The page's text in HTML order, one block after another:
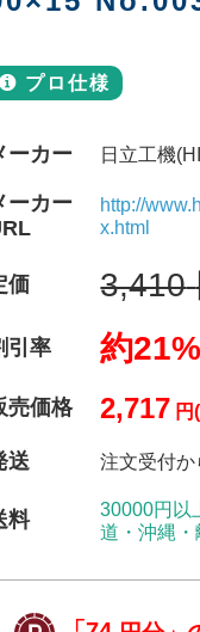
プロ仕様
ーカー 日立工機
ーカー
http://
x.html
価 3,410
引率 約
売価格 2,717 円
送 注文受付
料
30000円以
道・沖縄